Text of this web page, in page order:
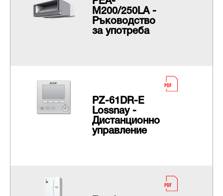
M200/250LA -
Ръководство
за употреба
PZ-61DR-E
Lossnay -
Дистанционно
управление